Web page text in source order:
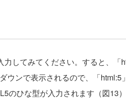
してみてください。すると、「
ウンで表示されるので、「html:5
のひな型が入力されます（図13